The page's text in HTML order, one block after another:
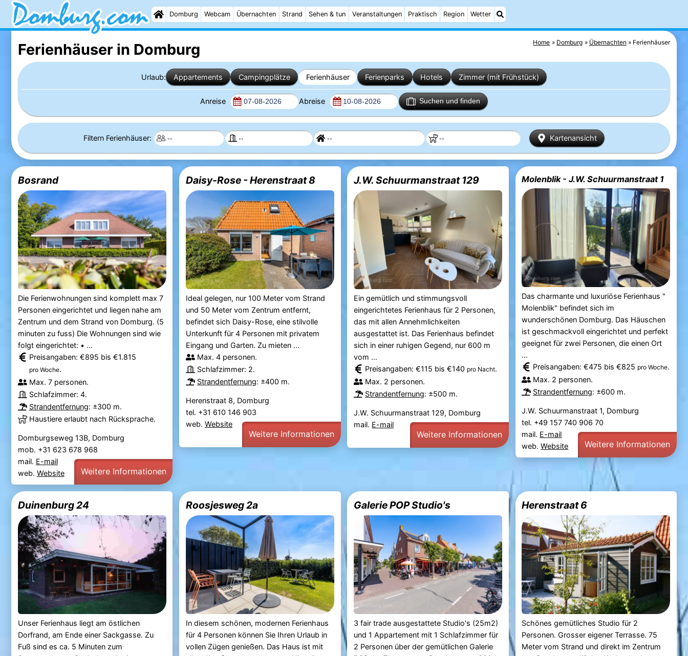
Domburg Webcam Übernachten Strand Sehen & tun Veranstaltungen Praktisch Region Wetter
Home Domburg Übernachten Ferienhäuser
Ferienhäuser in Domburg
Urlaub: Appartements Campingplätze Ferienhäuser Ferienparks Hotels Zimmer (mit Frühstück)
Anreise Abreise Suchen und finden
Filtern Ferienhäuser: Kartenansicht
Bosrand
Die Ferienwohnungen sind komplett max 7
Personen eingerichtet und liegen nahe am
Zentrum und dem Strand von Domburg. (5
minuten zu fuss) Die Wohnungen sind wie
folgt eingerichtet: • ...
Preisangaben: €895 bis €1.815
pro Woche.
Max. 7 personen.
Schlafzimmer: 4.
Strandentfernung: ±300 m.
Haustiere erlaubt nach Rücksprache.
Domburgseweg 13B, Domburg
mob. +31 623 678 968
mail. E-mail
web. Website Weitere Informationen
Daisy-Rose - Herenstraat 8
Ideal gelegen, nur 100 Meter vom Strand
und 50 Meter vom Zentrum entfernt,
befindet sich Daisy-Rose, eine stilvolle
Unterkunft für 4 Personen mit privatem
Eingang und Garten. Zu mieten ...
Max. 4 personen.
Schlafzimmer: 2.
Strandentfernung: ±400 m.
Herenstraat 8, Domburg
tel. +31 610 146 903
web. Website
Weitere Informationen
J.W. Schuurmanstraat 129
Ein gemütlich und stimmungsvoll
eingerichtetes Ferienhaus für 2 Personen,
das mit allen Annehmlichkeiten
ausgestattet ist. Das Ferienhaus befindet
sich in einer ruhigen Gegend, nur 600 m
vom ...
Preisangaben: €115 bis €140 pro Nacht.
Max. 2 personen.
Strandentfernung: ±500 m.
J.W. Schuurmanstraat 129, Domburg
mail. E-mail
Weitere Informationen
Molenblik - J.W. Schuurmanstraat 1
Das charmante und luxuriöse Ferienhaus "
Molenblik" befindet sich im
wunderschönen Domburg. Das Häuschen
ist geschmackvoll eingerichtet und perfekt
geeignet für zwei Personen, die einen Ort
...
Preisangaben: €475 bis €825 pro Woche.
Max. 2 personen.
Strandentfernung: ±600 m.
J.W. Schuurmanstraat 1, Domburg
tel. +49 157 740 906 70
mail. E-mail
web.Website Weitere Informationen
Duinenburg 24
Unser Ferienhaus liegt am östlichen
Dorfrand, am Ende einer Sackgasse. Zu
Fuß sind es ca. 5 Minuten zum
Roosjesweg 2a
In diesem schönen, modernen Ferienhaus
für 4 Personen können Sie Ihren Urlaub in
vollen Zügen genießen. Das Haus ist mit
Galerie POP Studio's
3 fair trade ausgestattete Studio's (25m2)
und 1 Appartement mit 1 Schlafzimmer für
2 Personen über der gemütlichen Galerie
Herenstraat 6
Schönes gemütliches Studio für 2
Personen. Grosser eigener Terrasse. 75
Meter vom Strand und direkt im Zentrum